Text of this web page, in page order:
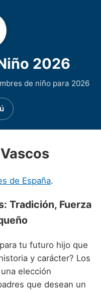
2026
de niño para 2026
por A
por B
por C
por D
por E
por F
por G
de España
Baleares
Canarios
▾
Biblico
Celtas
Egipcios
Griegos
▾
Arabes
Chinos
de España.
Tradición, Fuerza
tu futuro hijo que
y carácter? Los
elección
que desean un